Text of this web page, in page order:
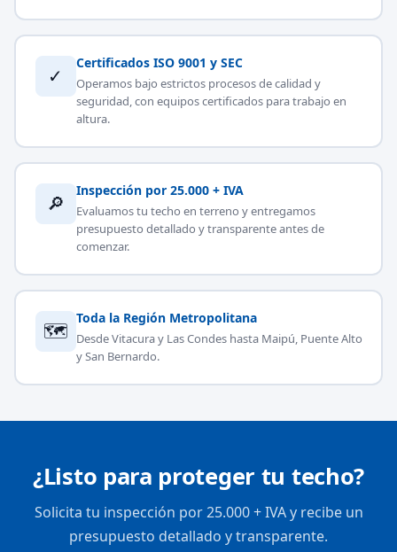
✓
Certificados ISO 9001 y SEC
Operamos bajo estrictos procesos de calidad y
seguridad, con equipos certificados para trabajo en
altura.
🔎
Inspección por 25.000 + IVA
Evaluamos tu techo en terreno y entregamos
presupuesto detallado y transparente antes de
comenzar.
🗺
Toda la Región Metropolitana
Desde Vitacura y Las Condes hasta Maipú, Puente Alto
y San Bernardo.
¿Listo para proteger tu techo?
Solicita tu inspección por 25.000 + IVA y recibe un
presupuesto detallado y transparente.